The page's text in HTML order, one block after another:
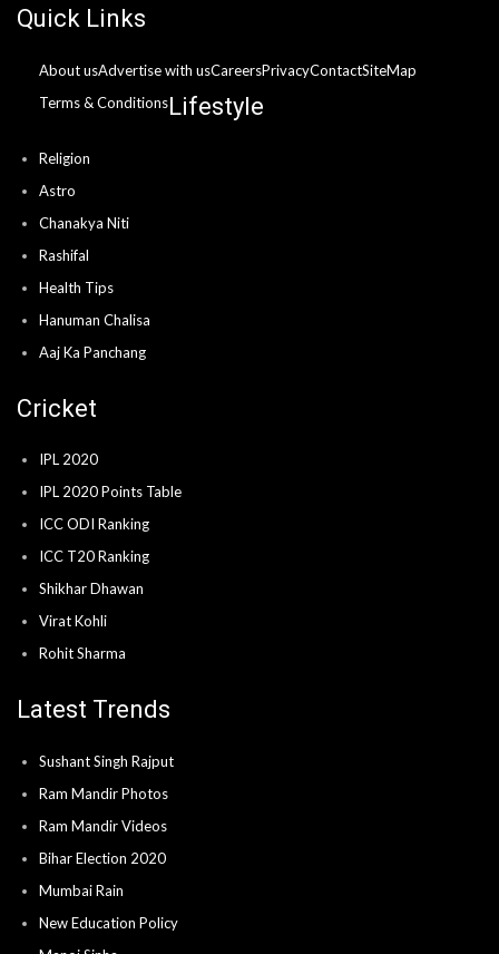
Quick Links
About usAdvertise with usCareersPrivacyContactSiteMap
Terms & ConditionsLifestyle
Religion
Astro
Chanakya Niti
Rashifal
Health Tips
Hanuman Chalisa
Aaj Ka Panchang
Cricket
IPL 2020
IPL 2020 Points Table
ICC ODI Ranking
ICC T20 Ranking
Shikhar Dhawan
Virat Kohli
Rohit Sharma
Latest Trends
Sushant Singh Rajput
Ram Mandir Photos
Ram Mandir Videos
Bihar Election 2020
Mumbai Rain
New Education Policy